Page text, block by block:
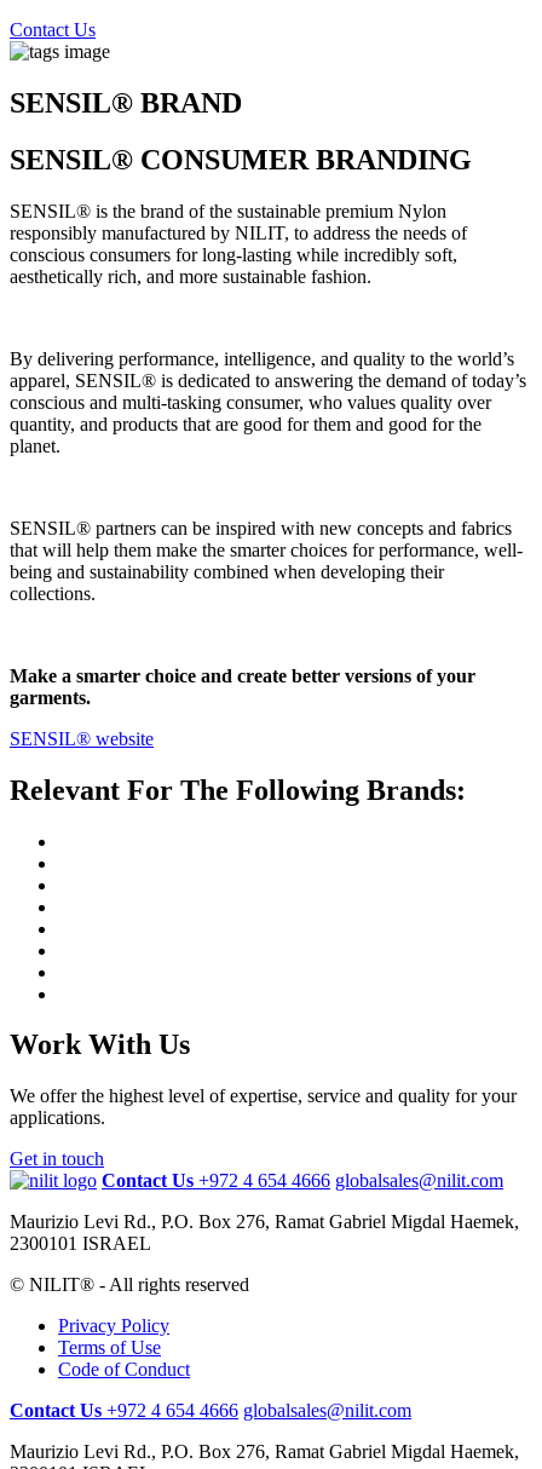
Contact Us
SENSIL® BRAND
SENSIL® CONSUMER BRANDING
SENSIL® is the brand of the sustainable premium Nylon
responsibly manufactured by NILIT, to address the needs of
conscious consumers for long-lasting while incredibly soft,
aesthetically rich, and more sustainable fashion.
By delivering performance, intelligence, and quality to the world’s
apparel, SENSIL® is dedicated to answering the demand of today’s
conscious and multi-tasking consumer, who values quality over
quantity, and products that are good for them and good for the
planet.
SENSIL® partners can be inspired with new concepts and fabrics
that will help them make the smarter choices for performance, well-
being and sustainability combined when developing their
collections.
Make a smarter choice and create better versions of your
garments.
SENSIL® website
Relevant For The Following Brands:
Work With Us
We offer the highest level of expertise, service and quality for your
applications.
Get in touch
Contact Us +972 4 654 4666 globalsales@nilit.com
Maurizio Levi Rd., P.O. Box 276, Ramat Gabriel Migdal Haemek,
2300101 ISRAEL
© NILIT® - All rights reserved
Privacy Policy
Terms of Use
Code of Conduct
Contact Us +972 4 654 4666 globalsales@nilit.com
Maurizio Levi Rd., P.O. Box 276, Ramat Gabriel Migdal Haemek,